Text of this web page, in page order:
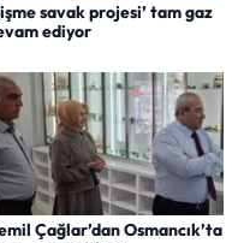
savak projesi’ tam gaz
ediyor
Çağlar’dan Osmancık’ta